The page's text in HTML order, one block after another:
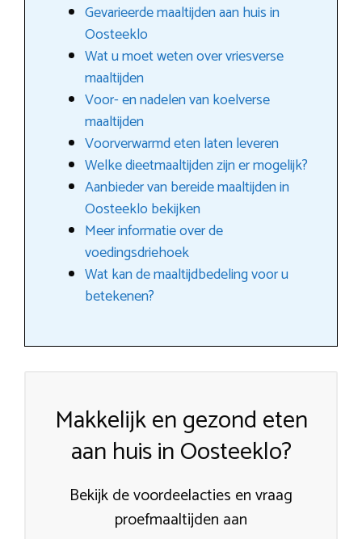
Gevarieerde maaltijden aan huis in
Oosteeklo
Wat u moet weten over vriesverse
maaltijden
Voor- en nadelen van koelverse
maaltijden
Voorverwarmd eten laten leveren
Welke dieetmaaltijden zijn er mogelijk?
Aanbieder van bereide maaltijden in
Oosteeklo bekijken
Meer informatie over de
voedingsdriehoek
Wat kan de maaltijdbedeling voor u
betekenen?
Makkelijk en gezond eten
aan huis in Oosteeklo?
Bekijk de voordeelacties en vraag
proefmaaltijden aan